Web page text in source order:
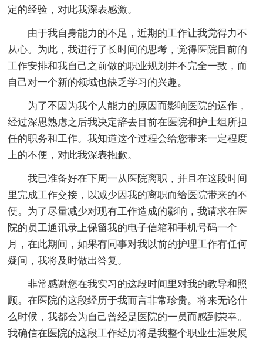
定的经验，对此我深表感激。
由于我自身能力的不足，近期的工作让我觉得力不
从心。为此，我进行了长时间的思考，觉得医院目前的
工作安排和我自己之前做的职业规划并不完全一致，而
自己对一个新的领域也缺乏学习的兴趣。
为了不因为我个人能力的原因而影响医院的运作，
经过深思熟虑之后我决定辞去目前在医院和护士组所担
任的职务和工作。我知道这个过程会给您带来一定程度
上的不便，对此我深表抱歉。
我已准备好在下周一从医院离职，并且在这段时间
里完成工作交接，以减少因我的离职而给医院带来的不
便。为了尽量减少对现有工作造成的影响，我请求在医
院的员工通讯录上保留我的电子信箱和手机号码一个
月，在此期间，如果有同事对我以前的护理工作有任何
疑问，我将及时做出答复。
非常感谢您在我实习的这段时间里对我的教导和照
顾。在医院的这段经历于我而言非常珍贵。将来无论什
么时候，我都会为自己曾经是医院的一员而感到荣幸。
我确信在医院的这段工作经历将是我整个职业生涯发展